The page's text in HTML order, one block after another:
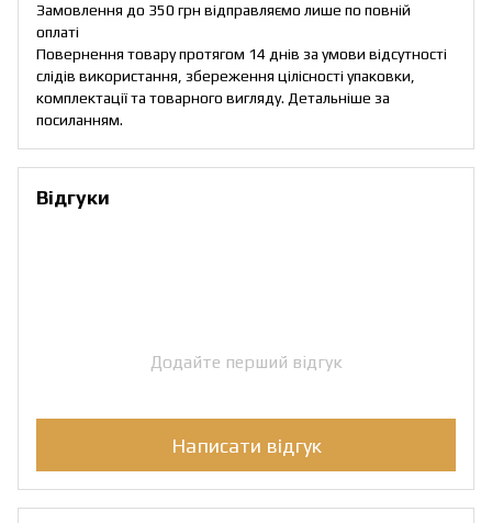
Замовлення до 350 грн відправляємо лише по повній
оплаті
Повернення товару протягом 14 днів за умови відсутності
слідів використання, збереження цілісності упаковки,
комплектації та товарного вигляду. Детальніше за
посиланням.
Відгуки
Додайте перший відгук
Написати відгук